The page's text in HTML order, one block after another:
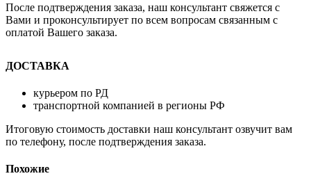
После подтверждения заказа, наш консультант свяжется с
Вами и проконсультирует по всем вопросам связанным с
оплатой Вашего заказа.
ДОСТАВКА
курьером по РД
транспортной компанией в регионы РФ
Итоговую стоимость доставки наш консультант озвучит вам
по телефону, после подтверждения заказа.
Похожие